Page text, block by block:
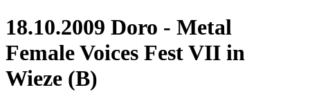
18.10.2009 Doro - Metal
Female Voices Fest VII in
Wieze (B)